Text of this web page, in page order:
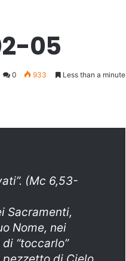
05
0 933 Less than a minute
(Mc 6,53-
Sacramenti,
Nome, nei
“toccarlo”